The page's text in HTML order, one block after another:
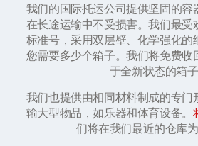
我们的国际托运公司提供坚固的容
在长途运输中不受损害。我们最受
标准号，采用双层壁、化学强化的
您需要多少个箱子。我们将免费收
于全新状态的箱子
我们也提供由相同材料制成的专门
输大型物品，如乐器和体育设备。
们将在我们最近的仓库为